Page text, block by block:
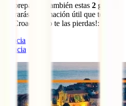
preparado también estas 2 guías
información útil que te
Croacia, ¡no te las pierdas!: